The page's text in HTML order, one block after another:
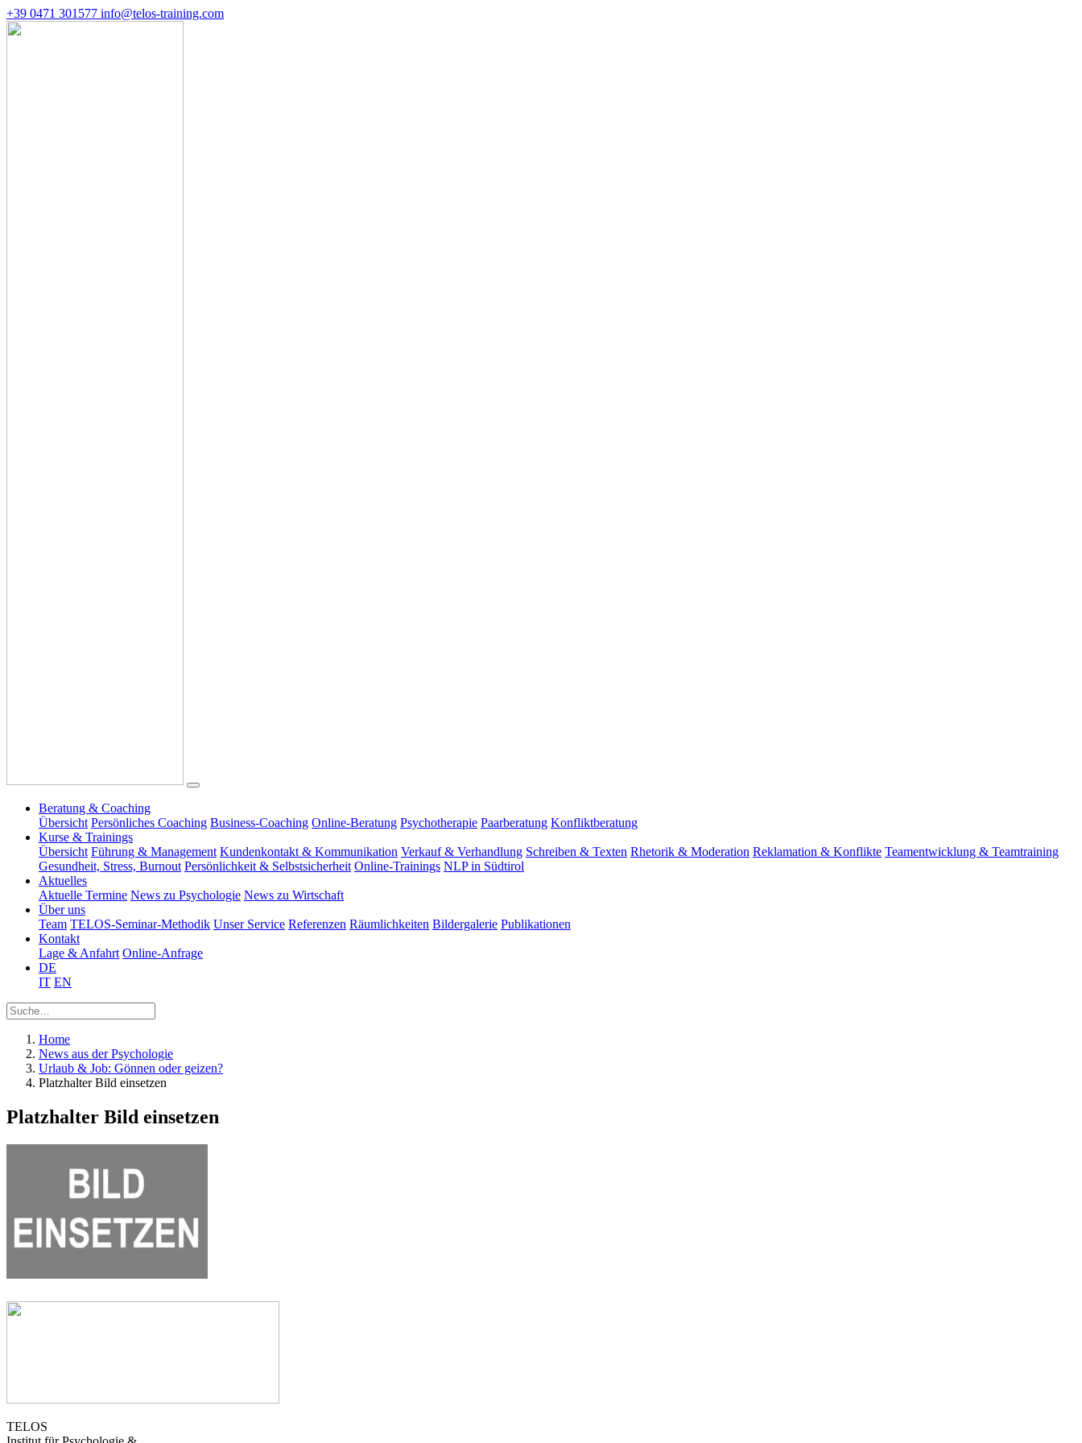
+39 0471 301577 info@telos-training.com
Beratung & Coaching
Übersicht Persönliches Coaching Business-Coaching Online-Beratung Psychotherapie Paarberatung Konfliktberatung
Kurse & Trainings
Übersicht Führung & Management Kundenkontakt & Kommunikation Verkauf & Verhandlung Schreiben & Texten Rhetorik & Moderation Reklamation & Konflikte Teamentwicklung & Teamtraining
Gesundheit, Stress, Burnout Persönlichkeit & Selbstsicherheit Online-Trainings NLP in Südtirol
Aktuelles
Aktuelle Termine News zu Psychologie News zu Wirtschaft
Über uns
Team TELOS-Seminar-Methodik Unser Service Referenzen Räumlichkeiten Bildergalerie Publikationen
Kontakt
Lage & Anfahrt Online-Anfrage
DE
IT EN
Home
News aus der Psychologie
Urlaub & Job: Gönnen oder geizen?
Platzhalter Bild einsetzen
Platzhalter Bild einsetzen
TELOS